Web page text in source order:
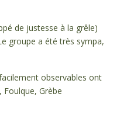
de justesse à la grêle)
groupe a été très sympa,
observables ont
Grèbe